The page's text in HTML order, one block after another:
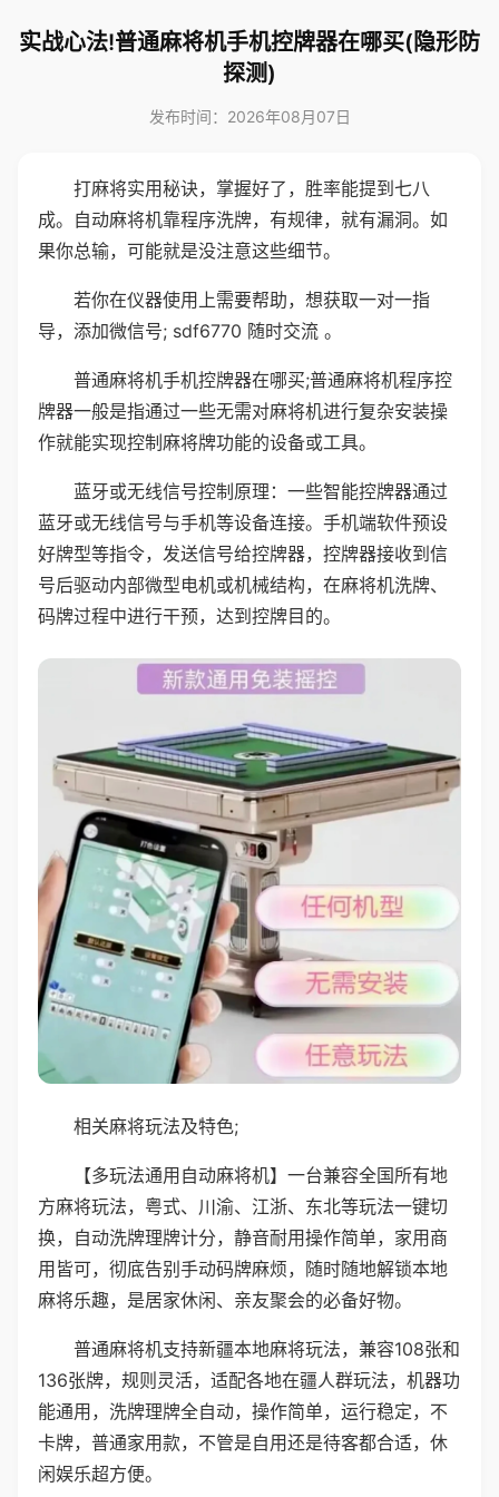
实战心法!普通麻将机手机控牌器在哪买(隐形防
探测)
发布时间：2026年08月07日
打麻将实用秘诀，掌握好了，胜率能提到七八
成。自动麻将机靠程序洗牌，有规律，就有漏洞。如
果你总输，可能就是没注意这些细节。
若你在仪器使用上需要帮助，想获取一对一指
导，添加微信号; sdf6770 随时交流 。
普通麻将机手机控牌器在哪买;普通麻将机程序控
牌器一般是指通过一些无需对麻将机进行复杂安装操
作就能实现控制麻将牌功能的设备或工具。
蓝牙或无线信号控制原理：一些智能控牌器通过
蓝牙或无线信号与手机等设备连接。手机端软件预设
好牌型等指令，发送信号给控牌器，控牌器接收到信
号后驱动内部微型电机或机械结构，在麻将机洗牌、
码牌过程中进行干预，达到控牌目的。
相关麻将玩法及特色;
【多玩法通用自动麻将机】一台兼容全国所有地
方麻将玩法，粤式、川渝、江浙、东北等玩法一键切
换，自动洗牌理牌计分，静音耐用操作简单，家用商
用皆可，彻底告别手动码牌麻烦，随时随地解锁本地
麻将乐趣，是居家休闲、亲友聚会的必备好物。
普通麻将机支持新疆本地麻将玩法，兼容108张和
136张牌，规则灵活，适配各地在疆人群玩法，机器功
能通用，洗牌理牌全自动，操作简单，运行稳定，不
卡牌，普通家用款，不管是自用还是待客都合适，休
闲娱乐超方便。